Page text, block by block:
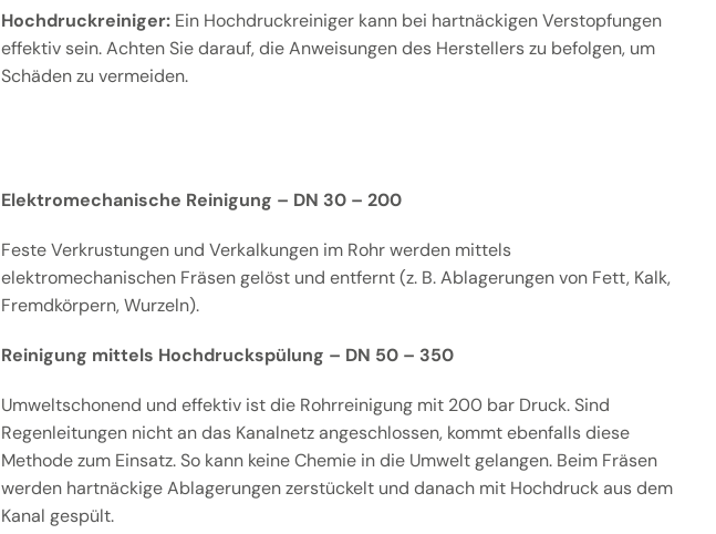
Hochdruckreiniger:Ein Hochdruckreiniger kann bei hartnäckigen Verstopfungen
effektiv sein. Achten Sie darauf, die Anweisungen des Herstellers zu befolgen, um
Schäden zu vermeiden.
Elektromechanische Reinigung – DN 30 – 200
Feste Verkrustungen und Verkalkungen im Rohr werden mittels
elektromechanischen Fräsen gelöst und entfernt (z. B. Ablagerungen von Fett, Kalk,
Fremdkörpern, Wurzeln).
Reinigung mittels Hochdruckspülung – DN 50 – 350
Umweltschonend und effektiv ist die Rohrreinigung mit 200 bar Druck. Sind
Regenleitungen nicht an das Kanalnetz angeschlossen, kommt ebenfalls diese
Methode zum Einsatz. So kann keine Chemie in die Umwelt gelangen. Beim Fräsen
werden hartnäckige Ablagerungen zerstückelt und danach mit Hochdruck aus dem
Kanal gespült.